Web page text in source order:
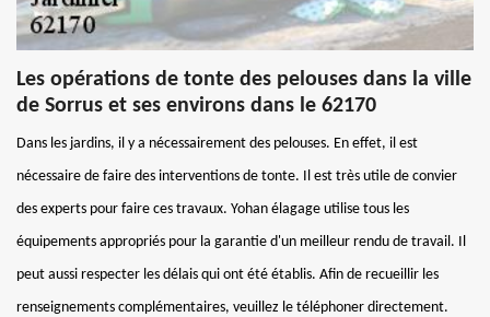
Les opérations de tonte des pelouses dans la ville
de Sorrus et ses environs dans le 62170
Dans les jardins, il y a nécessairement des pelouses. En effet, il est
nécessaire de faire des interventions de tonte. Il est très utile de convier
des experts pour faire ces travaux. Yohan élagage utilise tous les
équipements appropriés pour la garantie d'un meilleur rendu de travail. Il
peut aussi respecter les délais qui ont été établis. Afin de recueillir les
renseignements complémentaires, veuillez le téléphoner directement.